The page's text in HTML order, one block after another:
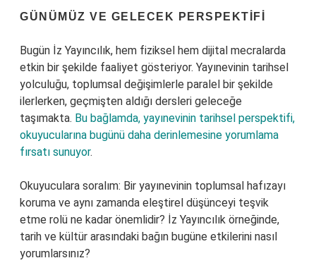
GÜNÜMÜZ VE GELECEK PERSPEKTIFI
Bugün İz Yayıncılık, hem fiziksel hem dijital mecralarda
etkin bir şekilde faaliyet gösteriyor. Yayınevinin tarihsel
yolculuğu, toplumsal değişimlerle paralel bir şekilde
ilerlerken, geçmişten aldığı dersleri geleceğe
taşımakta. Bu bağlamda, yayınevinin tarihsel perspektifi,
okuyucularına bugünü daha derinlemesine yorumlama
fırsatı sunuyor.
Okuyuculara soralım: Bir yayınevinin toplumsal hafızayı
koruma ve aynı zamanda eleştirel düşünceyi teşvik
etme rolü ne kadar önemlidir? İz Yayıncılık örneğinde,
tarih ve kültür arasındaki bağın bugüne etkilerini nasıl
yorumlarsınız?